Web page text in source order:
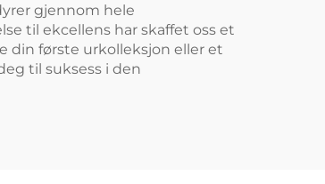
gjennom hele
til ekcellens har skaffet oss et
din første urkolleksjon eller et
til suksess i den